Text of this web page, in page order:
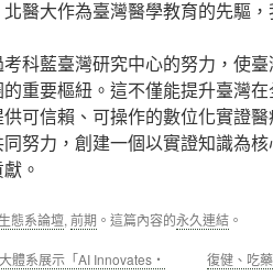
醫大作為臺灣醫學教育的先驅
科藍臺灣研究中心的努力，使
重要樞紐。這不僅能提升臺灣
可信賴、可操作的數位化實證
努力，創建一個以實證知識為
。
態系論壇, 前期 。這篇內容的永久連結 。
體系展示「AI Innovates‧
復健、吃